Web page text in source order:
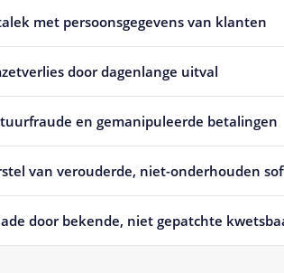
met persoonsgegevens van klanten
door dagenlange uitval
en gemanipuleerde betalingen
van verouderde, niet-onderhouden
door bekende, niet gepatchte